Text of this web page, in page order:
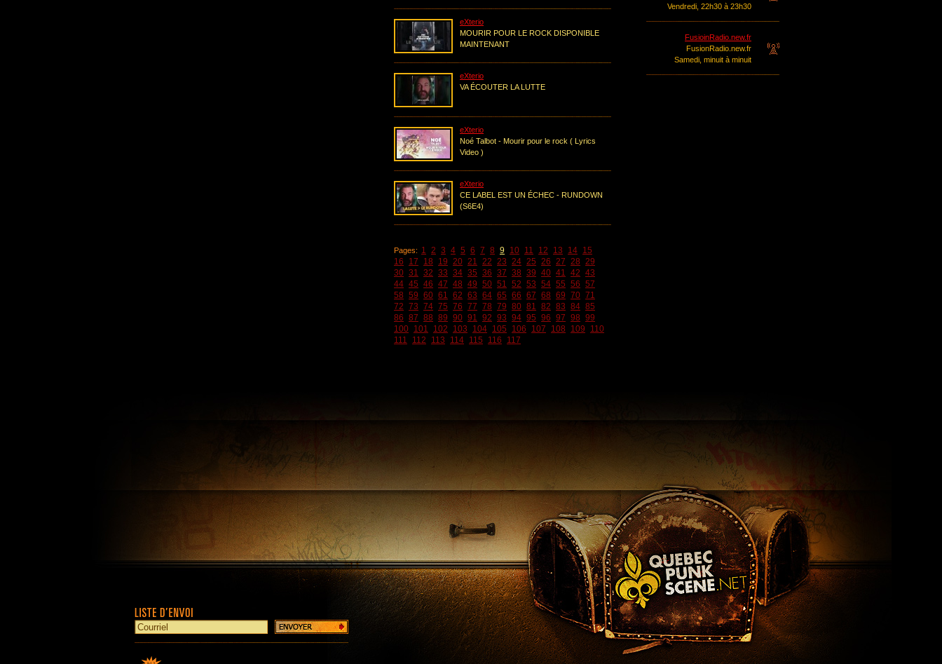
eXterio
MOURIR POUR LE ROCK DISPONIBLE
MAINTENANT
eXterio
VA ÉCOUTER LA LUTTE
eXterio
Noé Talbot - Mourir pour le rock ( Lyrics
Video )
eXterio
CE LABEL EST UN ÉCHEC - RUNDOWN
(S6E4)
Pages: 1 2 3 4 5 6 7 8 9 10 11 12 13 14 15
16
17 18 19 20 21 22 23 24 25 26 27 28 29
30 31 32 33 34 35 36 37 38 39 40 41 42 43
44 45 46 47 48 49 50 51 52 53 54 55 56 57
58 59 60 61 62 63 64 65 66 67 68 69 70 71
72 73 74 75 76 77 78 79 80 81 82 83 84 85
86 87 88 89 90 91 92 93 94 95 96 97 98 99
100 101 102 103 104 105 106 107 108 109
110
111
112 113 114 115 116 117
Vendredi, 22h30 à 23h30
FusioinRadio.new.fr
FusionRadio.new.fr
Samedi, minuit à minuit